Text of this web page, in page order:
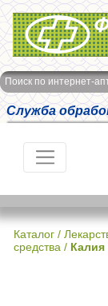
Интернет-
Поиск по интернет-
Служба
Каталог /
средства / Калия